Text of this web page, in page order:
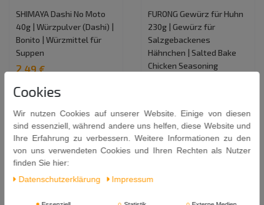
SHIMAYA Dashi No Moto
40g | Würzpulver (Dashi) |
Bonito | Würzmittel für
Suppen
2,49 €
0.04 Kilogramm
Kilogramm
In den Warenkorb
FURONG Gewürz für Huhn
230g | Gewürz für
Salzgebackenes
Hähnchen | Salted Bake
Chicken Seasoning
Kilogramm
In den Warenkorb
Cookies
Wir nutzen Cookies auf unserer Website. Einige von diesen
sind essenziell, während andere uns helfen, diese Website und
Ihre Erfahrung zu verbessern. Weitere Informationen zu den
von uns verwendeten Cookies und Ihren Rechten als Nutzer
finden Sie hier:
Daten­schutz­erklärung
Impressum